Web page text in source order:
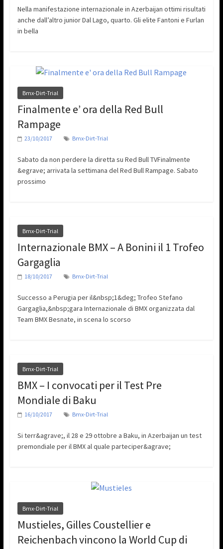
Nella manifestazione internazionale in Azerbaijan ottimi risultati
anche dall’altro junior Dal Lago, quarto. Gli elite Fantoni e Furlan
in bella
Bmx-Dirt-Trial
Finalmente e’ ora della Red Bull
Rampage
23/10/2017 Bmx-Dirt-Trial
Sabato da non perdere la diretta su Red Bull TVFinalmente
&egrave; arrivata la settimana del Red Bull Rampage. Sabato
prossimo
Bmx-Dirt-Trial
Internazionale BMX – A Bonini il 1 Trofeo
Gargaglia
18/10/2017 Bmx-Dirt-Trial
Successo a Perugia per il&nbsp;1&deg; Trofeo Stefano
Gargaglia,&nbsp;gara Internazionale di BMX organizzata dal
Team BMX Besnate, in scena lo scorso
Bmx-Dirt-Trial
BMX – I convocati per il Test Pre
Mondiale di Baku
16/10/2017 Bmx-Dirt-Trial
Si terr&agrave;, il 28 e 29 ottobre a Baku, in Azerbaijan un test
premondiale per il BMX al quale parteciper&agrave;
Bmx-Dirt-Trial
Mustieles, Gilles Coustellier e
Reichenbach vincono la World Cup di